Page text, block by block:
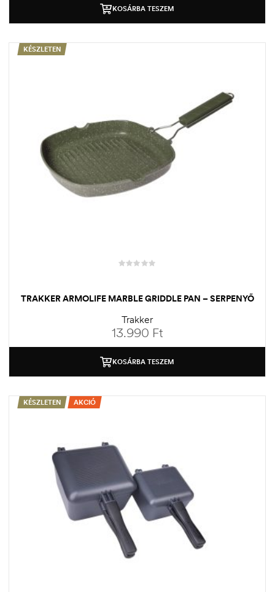
KOSÁRBA TESZEM
KÉSZLETEN
TRAKKER ARMOLIFE MARBLE GRIDDLE PAN – SERPENYŐ
Trakker
13.990 Ft
KOSÁRBA TESZEM
KÉSZLETEN AKCIÓ